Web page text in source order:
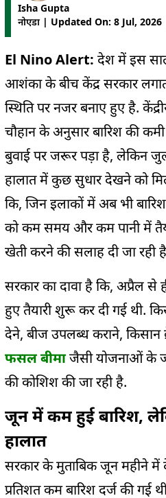
Isha Gupta
नोएडा | Updated On: 8 Jul,
El Nino Alert: देश में इस
आशंका के बीच केंद्र सरकार
स्थिति पर नजर बनाए हुए है.
चौहान के अनुसार बारिश की
बुवाई पर जरूर पड़ा है, लेकिन
हालात में कुछ सुधार देखने को
कि, जिन इलाकों में अब भी
को कम समय और कम पानी में
खेती करने की सलाह दी जा रही
सरकार का दावा है कि, अप्रैल से
हुए तैयारी शुरू कर दी गई थी.
देने, बीज उपलब्ध कराने, किसान
फसल बीमाजैसी योजनाओं के
की कोशिश की जा रही है.
जून में कम हुई बारिश,
हालात
सरकार के मुताबिक जून महीने में
प्रतिशत कम बारिश दर्ज की गई